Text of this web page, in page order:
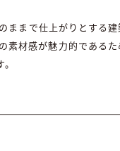
ままで仕上がりとする
素材感が魅力的である